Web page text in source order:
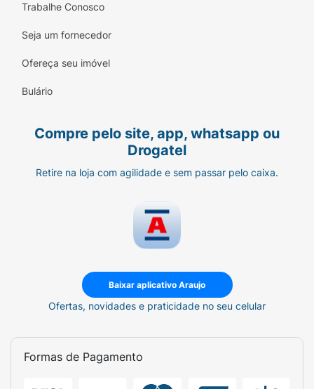
Trabalhe Conosco
Seja um fornecedor
Ofereça seu imóvel
Bulário
Compre pelo site, app, whatsapp ou
Drogatel
Retire na loja com agilidade e sem passar pelo caixa.
Baixar aplicativo Araujo
Ofertas, novidades e praticidade no seu celular
Formas de Pagamento